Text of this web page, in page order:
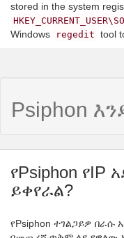
stored in the system
Windows
regedit tool
Psiphon
የPsiphon
ይቀየራል?
የPsiphon ተገልጋይዎ በራሱ